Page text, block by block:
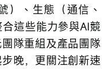
）、生態（通信、
這些能力參與AI競
隊重組及產品團隊
晚，更關注創新速